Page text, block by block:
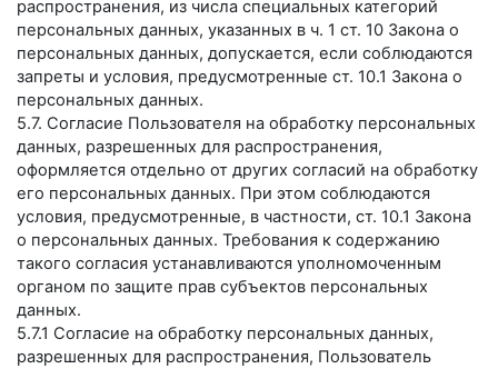
распространения, из числа специальных категорий
персональных данных, указанных в ч. 1 ст. 10 Закона о
персональных данных, допускается, если соблюдаются
запреты и условия, предусмотренные ст. 10.1 Закона о
персональных данных.
5.7. Согласие Пользователя на обработку персональных
данных, разрешенных для распространения,
оформляется отдельно от других согласий на обработку
его персональных данных. При этом соблюдаются
условия, предусмотренные, в частности, ст. 10.1 Закона
о персональных данных. Требования к содержанию
такого согласия устанавливаются уполномоченным
органом по защите прав субъектов персональных
данных.
5.7.1 Согласие на обработку персональных данных,
разрешенных для распространения, Пользователь